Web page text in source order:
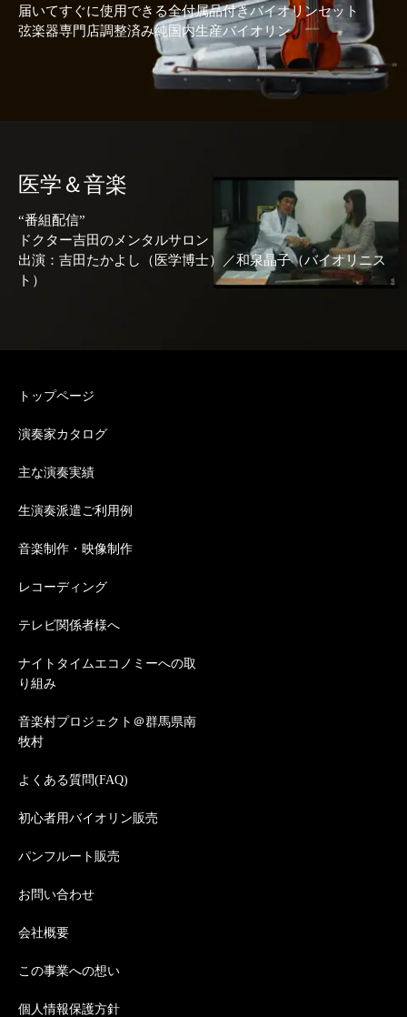
届いてすぐに使用できる全付属品付きバイオリンセット
弦楽器専門店調整済み純国内生産バイオリン
医学＆音楽
“番組配信”
ドクター吉田のメンタルサロン
出演：吉田たかよし（医学博士）／和泉晶子（バイオリニス
ト）
トップページ
演奏家カタログ
主な演奏実績
生演奏派遣ご利用例
音楽制作・映像制作
レコーディング
テレビ関係者様へ
ナイトタイムエコノミーへの取
り組み
音楽村プロジェクト＠群馬県南
牧村
よくある質問(FAQ)
初心者用バイオリン販売
パンフルート販売
お問い合わせ
会社概要
この事業への想い
個人情報保護方針